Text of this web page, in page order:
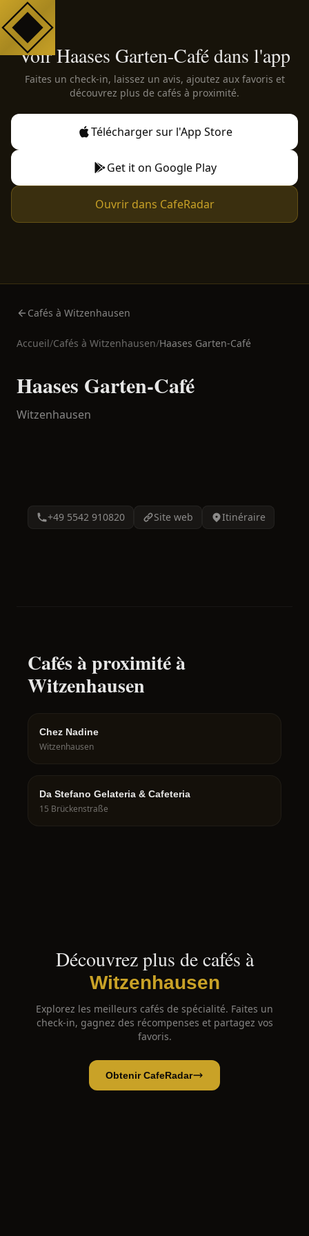
Voir Haases Garten-Café dans l'app
Faites un check-in, laissez un avis, ajoutez aux favoris et
découvrez plus de cafés à proximité.
Télécharger sur l'App Store
Get it on Google Play
Ouvrir dans CafeRadar
Cafés à Witzenhausen
Accueil/Cafés à Witzenhausen/Haases Garten-Café
Haases Garten-Café
Witzenhausen
+49 5542 910820 Site web Itinéraire
Cafés à proximité à
Witzenhausen
Chez Nadine
Witzenhausen
Da Stefano Gelateria & Cafeteria
15 Brückenstraße
Découvrez plus de cafés à
Witzenhausen
Explorez les meilleurs cafés de spécialité. Faites un
check-in, gagnez des récompenses et partagez vos
favoris.
Obtenir CafeRadar